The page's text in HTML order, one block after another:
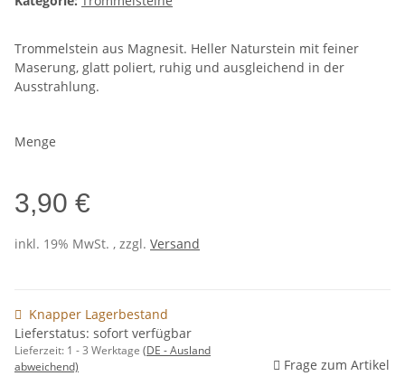
Trommelstein aus Magnesit. Heller Naturstein mit feiner
Maserung, glatt poliert, ruhig und ausgleichend in der
Ausstrahlung.
Menge
3,90 €
inkl. 19% MwSt. , zzgl. Versand
Knapper Lagerbestand
Lieferstatus: sofort verfügbar
Lieferzeit: 1 - 3 Werktage (DE - Ausland
abweichend)
Frage zum Artikel